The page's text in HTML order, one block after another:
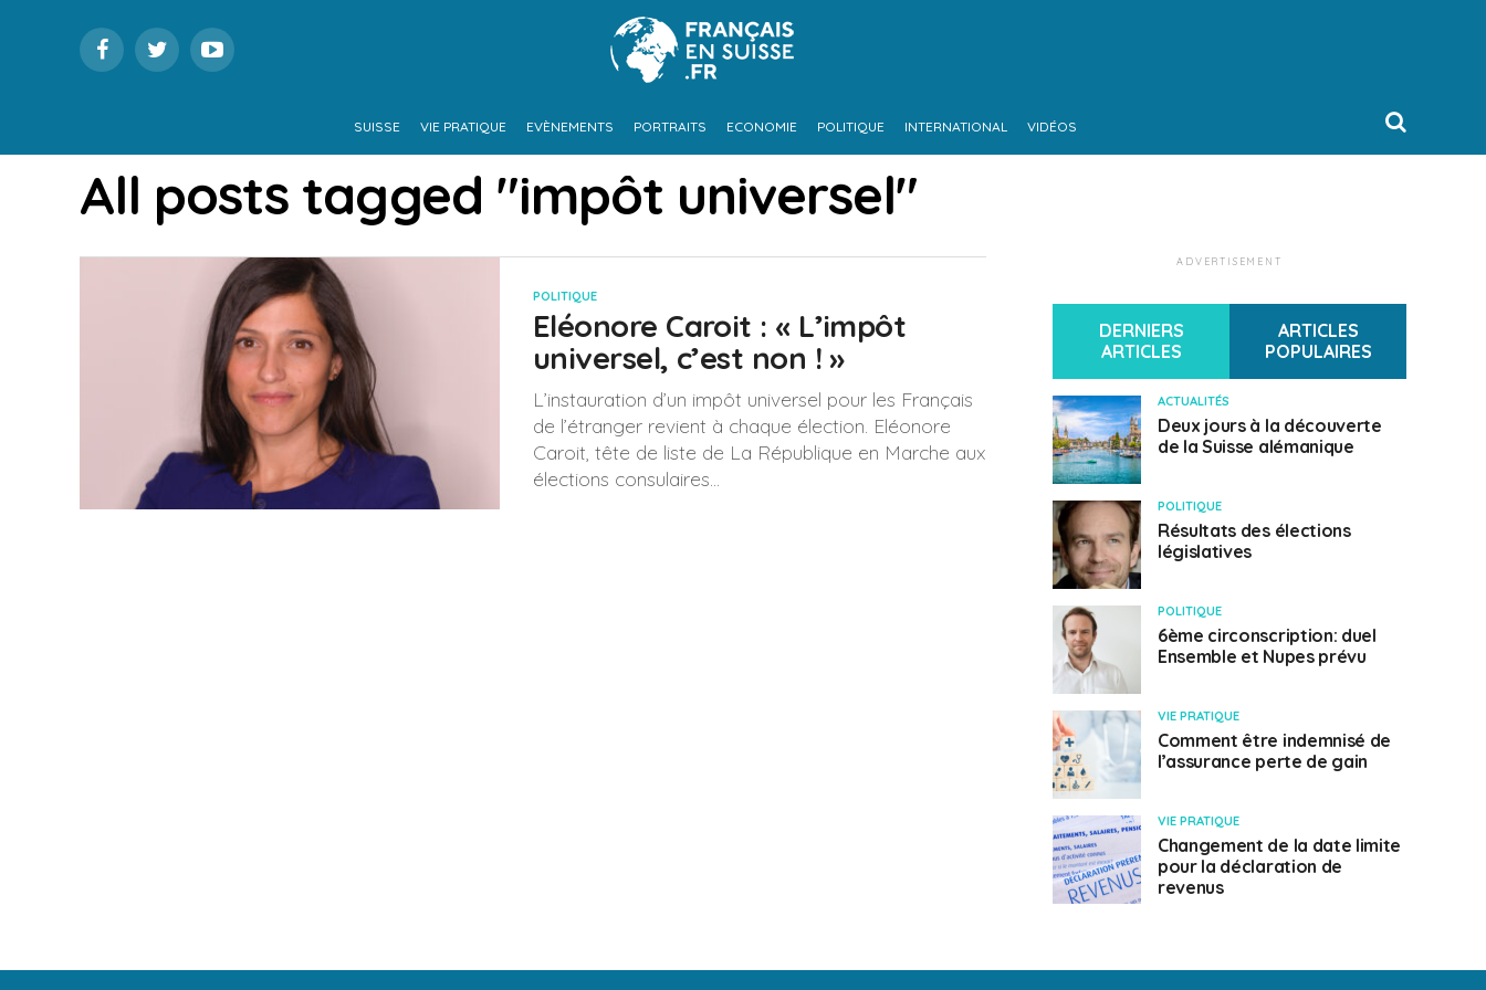
SUISSE VIE PRATIQUE EVÈNEMENTS PORTRAITS ECONOMIE POLITIQUE INTERNATIONAL VIDÉOS
All posts tagged "impôt universel"
POLITIQUE
Eléonore Caroit : « L’impôt
universel, c’est non ! »
L’instauration d’un impôt universel pour les Français
de l’étranger revient à chaque élection. Eléonore
Caroit, tête de liste de La République en Marche aux
élections consulaires...
ADVERTISEMENT
DERNIERS
ARTICLES
ARTICLES
POPULAIRES
ACTUALITÉS
Deux jours à la découverte
de la Suisse alémanique
POLITIQUE
Résultats des élections
législatives
POLITIQUE
6ème circonscription: duel
Ensemble et Nupes prévu
VIE PRATIQUE
Comment être indemnisé de
l’assurance perte de gain
VIE PRATIQUE
Changement de la date limite
pour la déclaration de
revenus